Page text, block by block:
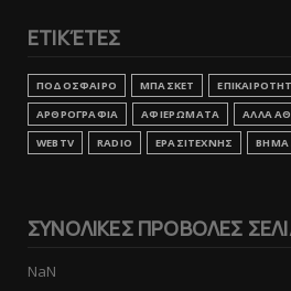
ΕΤΙΚΈΤΕΣ
ΠΟΔΟΣΦΑΙΡΟ ΜΠΑΣΚΕΤ
ΑΡΘΡΟΓΡΑΦΙΑ
ΑΦΙΕΡΩΜΑΤΑ ΑΛΛΑ
WEBTV
RADIO ΕΡΑΣΙΤΕΧΝΗΣ ΒΗΜΑ
ΣΥΝΟΛΙΚΕΣ ΠΡΟΒΟΛΕΣ
NaN